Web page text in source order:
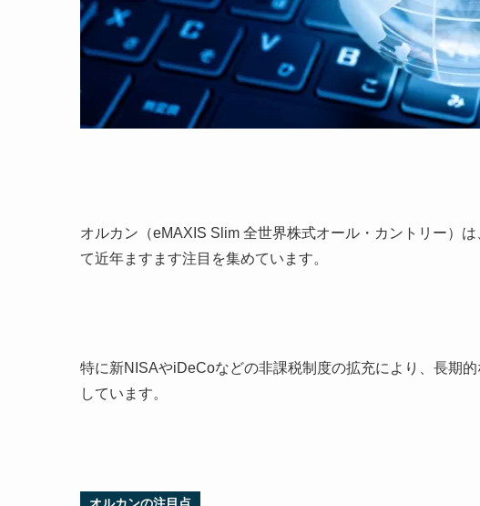
オルカン（eMAXIS Slim 全世界株式オール・カントリー）
て近年ますます注目を集めています。
特に新NISAやiDeCoなどの非課税制度の拡充により、長期
しています。